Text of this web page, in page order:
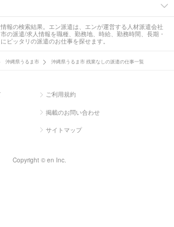
報の検索結果。エン派遣は、エンが運営する人材派遣会社
の派遣/求人情報を職種、勤務地、時給、勤務時間、長期・
ピッタリの派遣のお仕事を探せます。
沖縄県うるま市 沖縄県うるま市 残業なしの派遣の仕事一覧
ご利用規約
掲載のお問い合わせ
サイトマップ
Copyright © en Inc.